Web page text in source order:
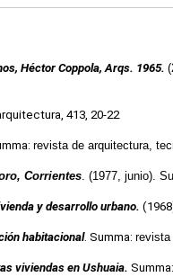
Héctor Coppola, Arqs. 1965.
413, 20-22
revista de arquitectura,
Corrientes. (1977, junio).
y desarrollo urbano.
habitacional. Summa: revista
viviendas en Ushuaia.